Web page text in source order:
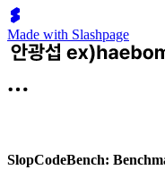
Made with Slashpage
SlopCodeBench: